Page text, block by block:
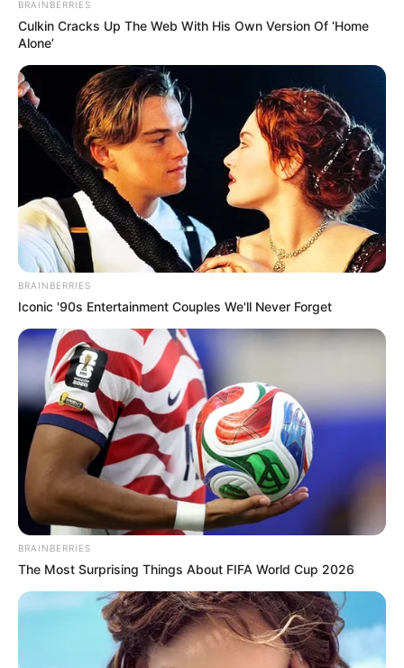
BRAINBERRIES
Culkin Cracks Up The Web With His Own Version Of ‘Home
Alone’
BRAINBERRIES
Iconic '90s Entertainment Couples We'll Never Forget
BRAINBERRIES
The Most Surprising Things About FIFA World Cup 2026